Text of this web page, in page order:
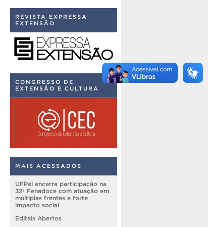
REVISTA EXPRESSA
EXTENSÃO
CONGRESSO DE
EXTENSÃO E CULTURA
MAIS ACESSADOS
UFPel encerra participação na
32ª Fenadoce com atuação em
múltiplas frentes e forte
impacto social
Editais Abertos